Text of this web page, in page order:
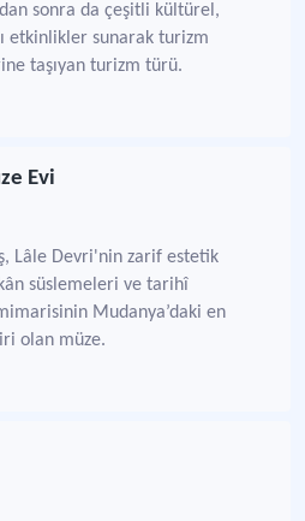
sonra da çeşitli kültürel,
etkinlikler sunarak turizm
taşıyan turizm türü.
Evi
Lâle Devri'nin zarif estetik
süslemeleri ve tarihî
Mudanya’daki en
olan müze.